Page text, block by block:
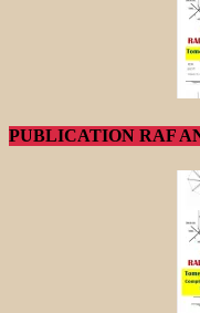
PUBLICATION RAF